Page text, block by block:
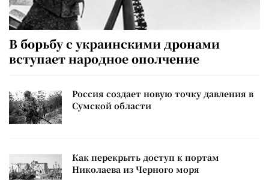
В борьбу с украинскими дронами
вступает народное ополчение
Россия создает новую точку давления в
Сумской области
Как перекрыть доступ к портам
Николаева из Черного моря